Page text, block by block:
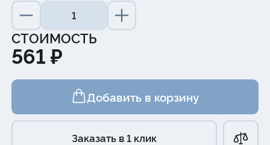
СТОИМОСТЬ
561 ₽
Добавить в корзину
Заказать в 1 клик